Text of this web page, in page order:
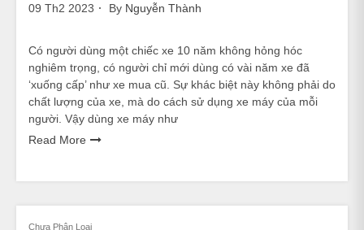
09 Th2 2023 By Nguyễn Thành
Có người dùng một chiếc xe 10 năm không hỏng hóc
nghiêm trọng, có người chỉ mới dùng có vài năm xe đã
‘xuống cấp’ như xe mua cũ. Sự khác biệt này không phải do
chất lượng của xe, mà do cách sử dụng xe máy của mỗi
người. Vậy dùng xe máy như
Read More
Chưa Phân Loại